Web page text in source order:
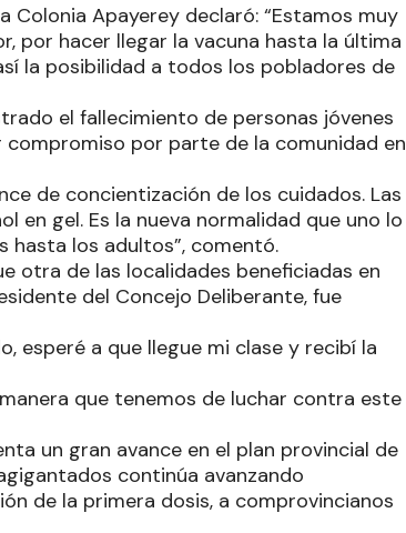
Colonia Apayerey declaró: “Estamos muy
por hacer llegar la vacuna hasta la última
la posibilidad a todos los pobladores de
el fallecimiento de personas jóvenes
por parte de la comunidad en
de concientización de los cuidados. Las
en gel. Es la nueva normalidad que uno lo
hasta los adultos”, comentó.
otra de las localidades beneficiadas en
del Concejo Deliberante, fue
esperé a que llegue mi clase y recibí la
que tenemos de luchar contra este
un gran avance en el plan provincial de
continúa avanzando
de la primera dosis, a comprovincianos